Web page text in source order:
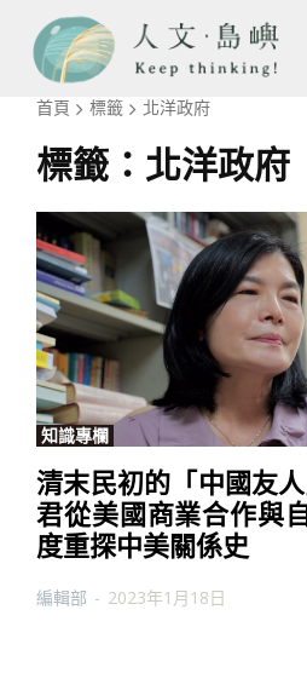
首頁 標籤 北洋政府
標籤： 北洋政府
知識專欄
清末民初的「中國友
君從美國商業合作與
度重探中美關係史
編輯部 - 2023年1月18日